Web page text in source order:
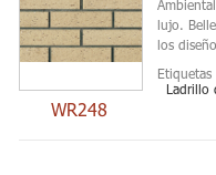
WR248
lujo.
los
Ladrillo